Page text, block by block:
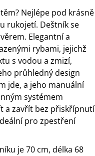
Nejlépe pod krásně
rukojetí. Deštník se
Elegantní a
rybami, jejichž
s vodou a zmizí,
průhledný design
jde, a jeho manuální
systémem
a zavřít bez přiskřípnutí
pro zpestření
je 70 cm, délka 68